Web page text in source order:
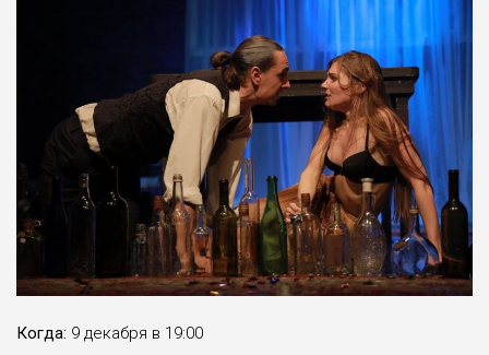
Когда: 9 декабря в 19:00